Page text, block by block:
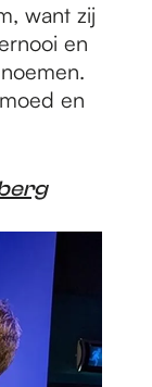
want zij
en
en